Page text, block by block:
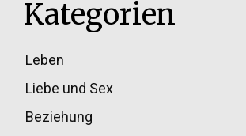
Kategorien
Leben
Liebe und Sex
Beziehung